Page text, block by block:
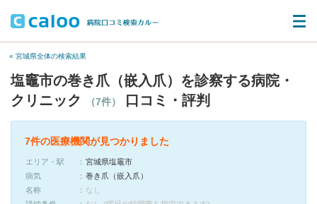
« 宮城県全体の検索結果
塩竈市の巻き爪（嵌入爪）を診察する病院・
クリニック
（7件） 口コミ・評判
7件の医療機関が見つかりました
エリア・駅
宮城県塩竈市
病気
巻き爪（嵌入爪）
名称
なし